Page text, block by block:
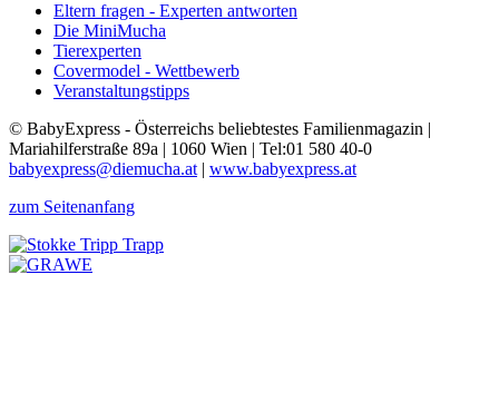
Eltern fragen - Experten antworten
Die MiniMucha
Tierexperten
Covermodel - Wettbewerb
Veranstaltungstipps
© BabyExpress - Österreichs beliebtestes Familienmagazin |
Mariahilferstraße 89a | 1060 Wien | Tel:01 580 40-0
babyexpress@diemucha.at | www.babyexpress.at
zum Seitenanfang